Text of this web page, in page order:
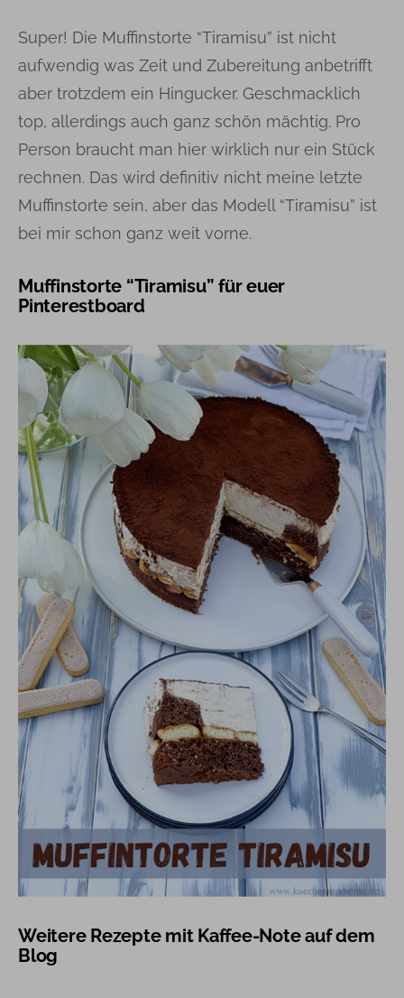
Super! Die Muffinstorte “Tiramisu” ist nicht
aufwendig was Zeit und Zubereitung anbetrifft
aber trotzdem ein Hingucker. Geschmacklich
top, allerdings auch ganz schön mächtig. Pro
Person braucht man hier wirklich nur ein Stück
rechnen. Das wird definitiv nicht meine letzte
Muffinstorte sein, aber das Modell “Tiramisu” ist
bei mir schon ganz weit vorne.
Muffinstorte “Tiramisu” für euer
Pinterestboard
Weitere Rezepte mit Kaffee-Note auf dem
Blog